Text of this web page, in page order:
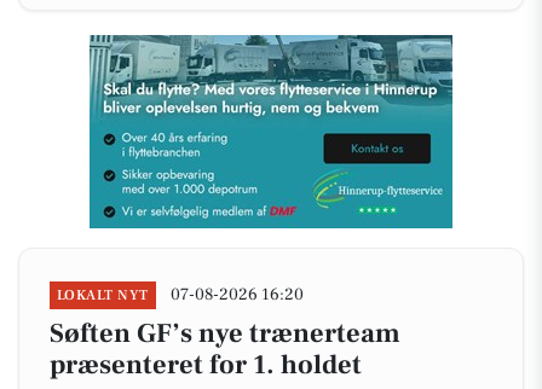
LOKALT NYT 07-08-2026 16:20
Søften GF’s nye trænerteam
præsenteret for 1. holdet